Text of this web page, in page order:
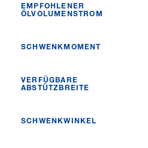
EMPFOHLENER
ÖLVOLUMENSTROM
SCHWENKMOMENT
VERFÜGBARE
ABSTÜTZBREITE
SCHWENKWINKEL